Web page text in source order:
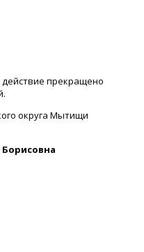
действие прекращено
округа Мытищи